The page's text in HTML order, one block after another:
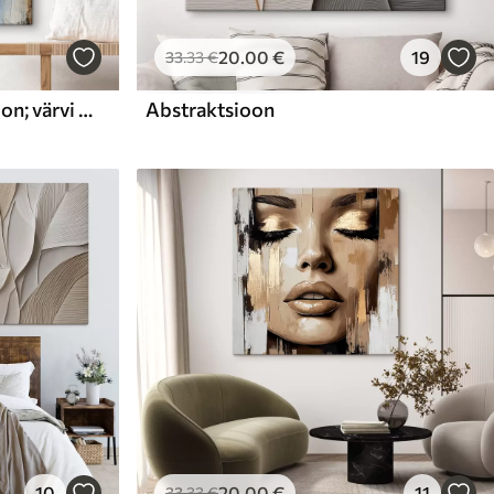
väljendusrikas abstraktsioon; värvi imiteerimine
33.33€20.00 € 19
Abstraktsioon